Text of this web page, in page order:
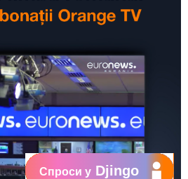
Спроси у Djingo